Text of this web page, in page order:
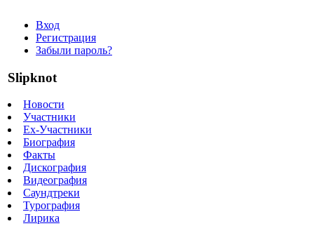
Вход
Регистрация
Забыли пароль?
Slipknot
Новости
Участники
Ex-Участники
Биография
Факты
Дискография
Видеография
Саундтреки
Турография
Лирика